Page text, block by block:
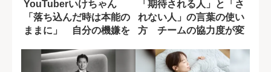
YouTuberいけちゃん
「落ち込んだ時は本能の
ままに」 自分の機嫌を
「期待される人」と「さ
れない人」の言葉の使い
方 チームの協力度が変